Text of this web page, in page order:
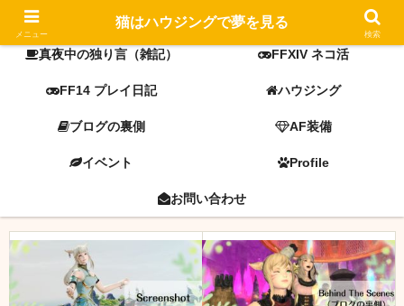
FF14 screenshot ミラプリ
真夜中の独り言（雑記） FFXIV ネコ活
FF14 プレイ日記 ハウジング
ブログの裏側 AF装備
イベント Profile
お問い合わせ
メニュー
猫はハウジングで夢を見る
検索